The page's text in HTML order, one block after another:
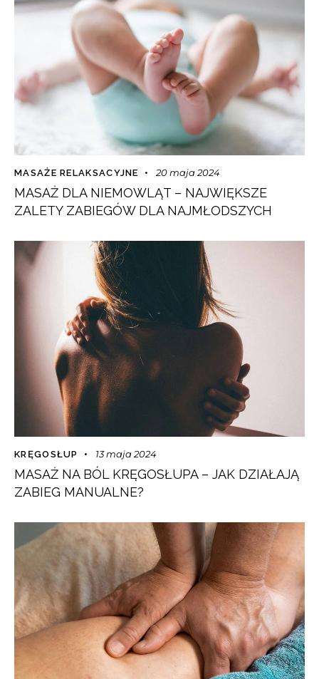
MASAŻE RELAKSACYJNE 20 maja 2024
MASAŻ DLA NIEMOWLĄT – NAJWIĘKSZE
ZALETY ZABIEGÓW DLA NAJMŁODSZYCH
KRĘGOSŁUP 13 maja 2024
MASAŻ NA BÓL KRĘGOSŁUPA – JAK DZIAŁAJĄ
ZABIEG MANUALNE?